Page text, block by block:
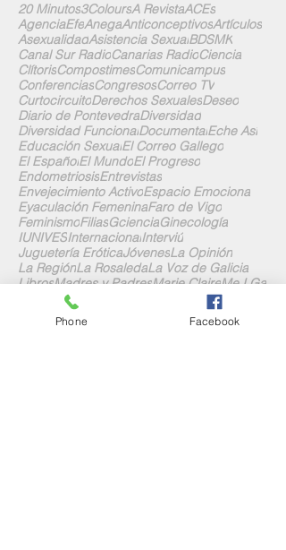
20 Minutos3ColoursA RevistaACEs
AgenciaEfeAnegaAnticonceptivosArtículos
AsexualidadAsistencia SexualBDSMK
Canal Sur RadioCanarias RadioCiencia
ClítorisCompostimesComunicampus
ConferenciasCongresosCorreo TV
CurtocircuitoDerechos SexualesDeseo
Diario de PontevedraDiversidad
Diversidad FuncionalDocumentalEche Así
Educación SexualEl Correo Gallego
El EspañolEl MundoEl Progreso
EndometriosisEntrevistas
Envejecimiento ActivoEspacio Emociona
Eyaculación FemeninaFaro de Vigo
FeminismoFiliasGcienciaGinecología
IUNIVESInternacionalInterviú
Juguetería EróticaJóvenesLa Opinión
La RegiónLa RosaledaLa Voz de Galicia
LibrosMadres y PadresMarie ClaireMe.I.Ga
Muy Interesante
Nuevas Técnologías
Nuevos Modelos Relacionales Onda Cero
Phone Facebook